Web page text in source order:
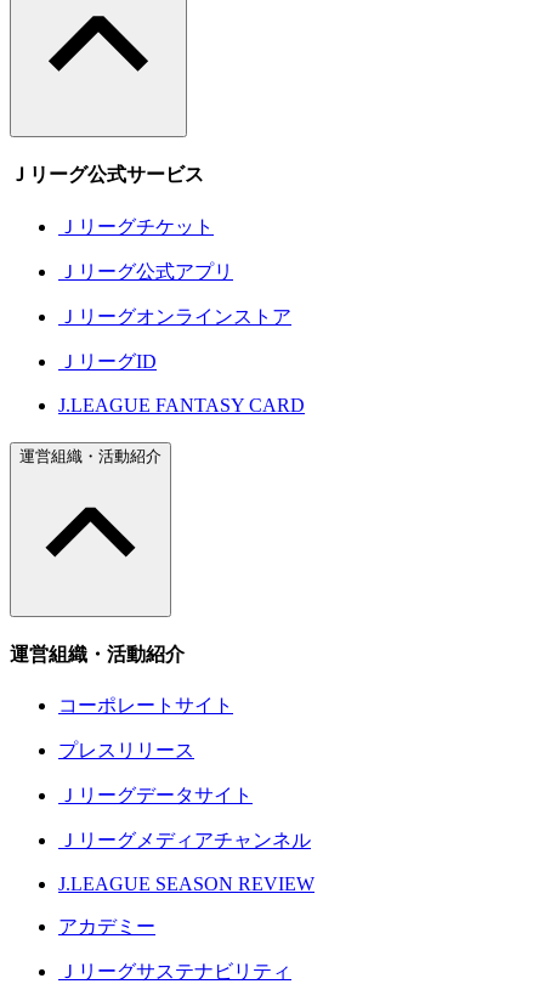
Ｊリーグ公式サービス
Ｊリーグチケット
Ｊリーグ公式アプリ
Ｊリーグオンラインストア
ＪリーグID
J.LEAGUE FANTASY CARD
運営組織・活動紹介
運営組織・活動紹介
コーポレートサイト
プレスリリース
Ｊリーグデータサイト
Ｊリーグメディアチャンネル
J.LEAGUE SEASON REVIEW
アカデミー
Ｊリーグサステナビリティ